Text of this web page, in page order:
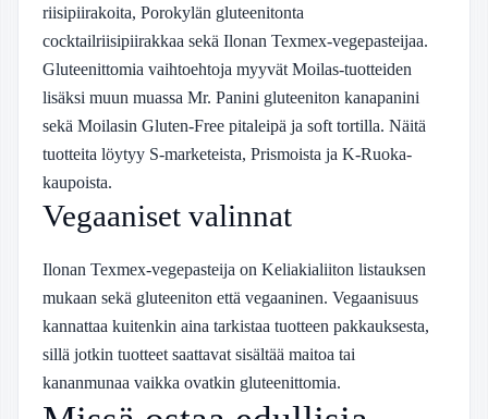
riisipiirakoita, Porokylän gluteenitonta
cocktailriisipiirakkaa sekä Ilonan Texmex-vegepasteijaa.
Gluteenittomia vaihtoehtoja myyvät Moilas-tuotteiden
lisäksi muun muassa Mr. Panini gluteeniton kanapanini
sekä Moilasin Gluten-Free pitaleipä ja soft tortilla. Näitä
tuotteita löytyy S-marketeista, Prismoista ja K-Ruoka-
kaupoista.
Vegaaniset valinnat
Ilonan Texmex-vegepasteija on Keliakialiiton listauksen
mukaan sekä gluteeniton että vegaaninen. Vegaanisuus
kannattaa kuitenkin aina tarkistaa tuotteen pakkauksesta,
sillä jotkin tuotteet saattavat sisältää maitoa tai
kananmunaa vaikka ovatkin gluteenittomia.